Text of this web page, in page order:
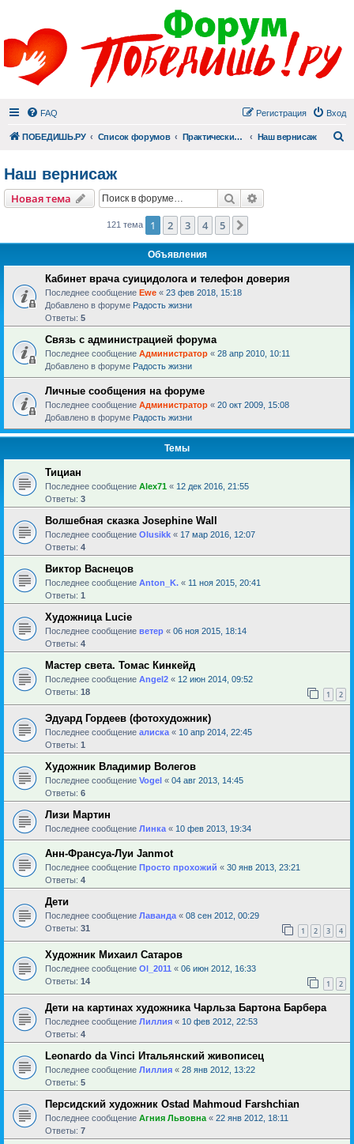
FAQ Вход
Регистрация
ПОБЕДИШЬ.РУ Список форумов Практический раздел Наш вернисаж
Наш вернисаж
Новая тема Поиск
121 тема 1 2 3 4 5
Объявления
Кабинет врача суицидолога и телефон доверия
Последнее сообщение Ewe « 23 фев 2018, 15:18
Добавлено в форуме Радость жизни
Ответы: 5
Связь с администрацией форума
Последнее сообщение Администратор « 28 апр 2010, 10:11
Добавлено в форуме Радость жизни
Личные сообщения на форуме
Последнее сообщение Администратор « 20 окт 2009, 15:08
Добавлено в форуме Радость жизни
Темы
Тициан
Последнее сообщение Alex71 « 12 дек 2016, 21:55
Ответы: 3
Волшебная сказка Josephine Wall
Последнее сообщение Olusikk « 17 мар 2016, 12:07
Ответы: 4
Виктор Васнецов
Последнее сообщение Anton_K. « 11 ноя 2015, 20:41
Ответы: 1
Художница Lucie
Последнее сообщение ветер « 06 ноя 2015, 18:14
Ответы: 4
Мастер света. Томас Кинкейд
Последнее сообщение Angel2 « 12 июн 2014, 09:52
Ответы: 18 1 2
Эдуард Гордеев (фотохудожник)
Последнее сообщение алиска « 10 апр 2014, 22:45
Ответы: 1
Художник Владимир Волегов
Последнее сообщение Vogel « 04 авг 2013, 14:45
Ответы: 6
Лизи Мартин
Последнее сообщение Линка « 10 фев 2013, 19:34
Анн-Франсуа-Луи Janmot
Последнее сообщение Просто прохожий « 30 янв 2013, 23:21
Ответы: 4
Дети
Последнее сообщение Лаванда « 08 сен 2012, 00:29
Ответы: 31 1 2 3 4
Художник Михаил Сатаров
Последнее сообщение Ol_2011 « 06 июн 2012, 16:33
Ответы: 14 1 2
Дети на картинах художника Чарльза Бартона Барбера
Последнее сообщение Лиллия « 10 фев 2012, 22:53
Ответы: 4
Leonardo da Vinci Итальянский живописец
Последнее сообщение Лиллия « 28 янв 2012, 13:22
Ответы: 5
Персидский художник Ostad Mahmoud Farshchian
Последнее сообщение Агния Львовна « 22 янв 2012, 18:11
Ответы: 7